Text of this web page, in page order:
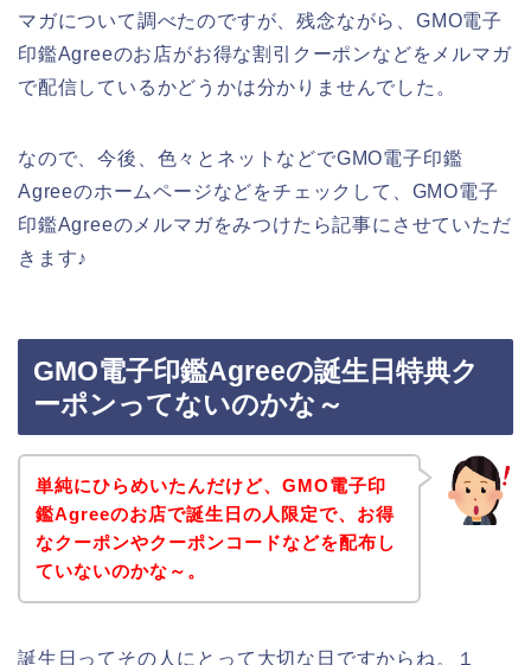
マガについて調べたのですが、残念ながら、GMO電子
印鑑Agreeのお店がお得な割引クーポンなどをメルマガ
で配信しているかどうかは分かりませんでした。
なので、今後、色々とネットなどでGMO電子印鑑
Agreeのホームページなどをチェックして、GMO電子
印鑑Agreeのメルマガをみつけたら記事にさせていただ
きます♪
GMO電子印鑑Agreeの誕生日特典ク
ーポンってないのかな～
単純にひらめいたんだけど、GMO電子印
鑑Agreeのお店で誕生日の人限定で、お得
なクーポンやクーポンコードなどを配布し
ていないのかな～。
誕生日ってその人にとって大切な日ですからね。１